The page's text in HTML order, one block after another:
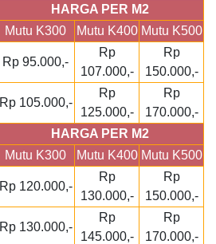
HARGA PER M2
Mutu K300
Mutu K400 Mutu K500
Rp 95.000,-
Rp
107.000,-
Rp
150.000,-
Rp 105.000,-
Rp
125.000,-
Rp
170.000,-
HARGA PER M2
Mutu K300
Mutu K400 Mutu K500
Rp 120.000,-
Rp
130.000,-
Rp
150.000,-
Rp 130.000,-
Rp
145.000,-
Rp
170.000,-